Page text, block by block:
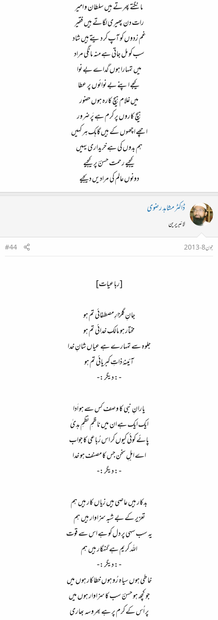
مانگتے پھرتے ہیں سلطان و امیر​
رات دن پھیری لگاتے ہیں فقیر​
غم زدوں کو آپ کر دیتے ہیں شاد​
سب کو مل جاتی ہے منہ مانگی مراد​
میں تمہارا ہوں گداے بے نوا​
کیجے اپنے بے نوائوں پر عطا​
میں غلام ہیچ کارہ ہوں حضور​
ہیچ کاروں پر کرم ہے پَر ضرور​
اچھے اچھوں کے ہیں گاہک ہر کہیں​
ہم بدوں کی ہے خریداری یہیں​
کیجیے رحمت حسنؔ پر کیجیے​
دونوں عالم کی مرادیں دیجیے​
ڈاکٹر مشاہد رضوی
لائبریرین
جون 8، 2013
#44
[رباعیات]​
جانِ گلزارِ مصطفائی تم ہو​
مختار ہو مالکِ خدائی تم ہو​
جلوہ سے تمہارے ہے عیاں شانِ خدا​
آئینۂ ذاتِ کبریائی تم ہو​
- : دیگر :-​
یارانِ نبی کا وصف کس سے ہو اَدا​
ایک ایک ہے ان میں ناظمِ نظمِ ہدیٰ​
پائے کوئی کیوں کر اس رُباعی کا جواب​
اے اہلِ سخن جس کا مصنف ہو خدا​
- : دیگر :-​
بدکار ہیں عاصی ہیں زیاں کار ہیں ہم​
تعزیر کے بے شبہ سزاوار ہیں ہم​
یہ سب سہی پر دل کو ہے اس سے قوت​
اللہ کریم ہے گنہگار ہیں ہم​
- : دیگر :-​
خاطی ہوں سیاہ رُو ہوں خطاکار ہوں میں​
جو کچھ ہو حسنؔ سب کا سزاوار ہوں میں​
پر اُس کے کرم پر ہے بھروسہ بھاری​